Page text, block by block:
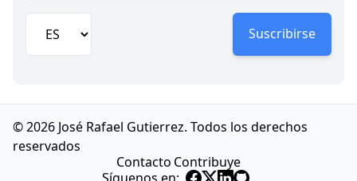
Suscribirse
© 2026 José Rafael Gutierrez. Todos los derechos
reservados
Contacto Contribuye